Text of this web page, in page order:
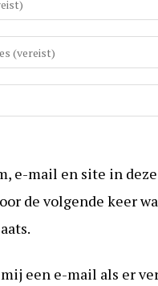
e-mail en site in
de volgende keer
een e-mail als er